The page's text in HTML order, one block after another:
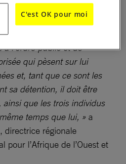
de l’autorité judiciaire,
arrêté dû à la présence
et sympathisants.
à l’ordre public et de
qui pèsent sur lui
et, tant que ce sont les
sa détention, il doit être
que les trois individus
temps que lui, » a
directrice régionale
pour l’Afrique de l’Ouest et
C'est OK pour moi